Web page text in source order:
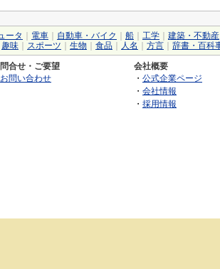
ータ 電車 自動車・バイク 船 工学 建築・不動産
趣味 スポーツ 生物 食品 人名 方言 辞書・百科
合せ・ご要望
お問い合わせ
会社概要
・ 公式企業ページ
・ 会社情報
・ 採用情報